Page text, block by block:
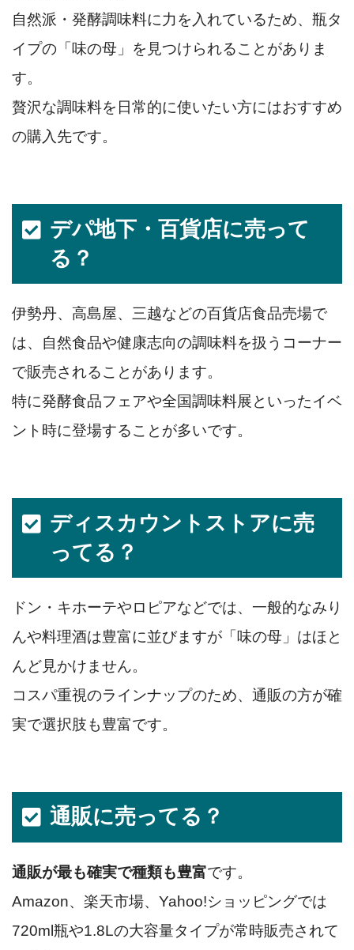
自然派・発酵調味料に力を入れているため、瓶タ
イプの「味の母」を見つけられることがありま
す。
贅沢な調味料を日常的に使いたい方にはおすすめ
の購入先です。
デパ地下・百貨店に売って
る？
伊勢丹、高島屋、三越などの百貨店食品売場で
は、自然食品や健康志向の調味料を扱うコーナー
で販売されることがあります。
特に発酵食品フェアや全国調味料展といったイベ
ント時に登場することが多いです。
ディスカウントストアに売
ってる？
ドン・キホーテやロピアなどでは、一般的なみり
んや料理酒は豊富に並びますが「味の母」はほと
んど見かけません。
コスパ重視のラインナップのため、通販の方が確
実で選択肢も豊富です。
通販に売ってる？
通販が最も確実で種類も豊富です。
Amazon、楽天市場、Yahoo!ショッピングでは
720ml瓶や1.8Lの大容量タイプが常時販売されて